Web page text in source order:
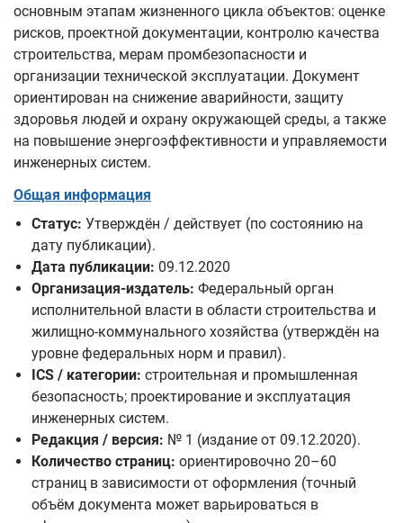
основным этапам жизненного цикла объектов: оценке
рисков, проектной документации, контролю качества
строительства, мерам промбезопасности и
организации технической эксплуатации. Документ
ориентирован на снижение аварийности, защиту
здоровья людей и охрану окружающей среды, а также
на повышение энергоэффективности и управляемости
инженерных систем.
Общая информация
Статус: Утверждён / действует (по состоянию на
дату публикации).
Дата публикации: 09.12.2020
Организация-издатель: Федеральный орган
исполнительной власти в области строительства и
жилищно-коммунального хозяйства (утверждён на
уровне федеральных норм и правил).
ICS / категории: строительная и промышленная
безопасность; проектирование и эксплуатация
инженерных систем.
Редакция / версия: № 1 (издание от 09.12.2020).
Количество страниц: ориентировочно 20–60
страниц в зависимости от оформления (точный
объём документа может варьироваться в